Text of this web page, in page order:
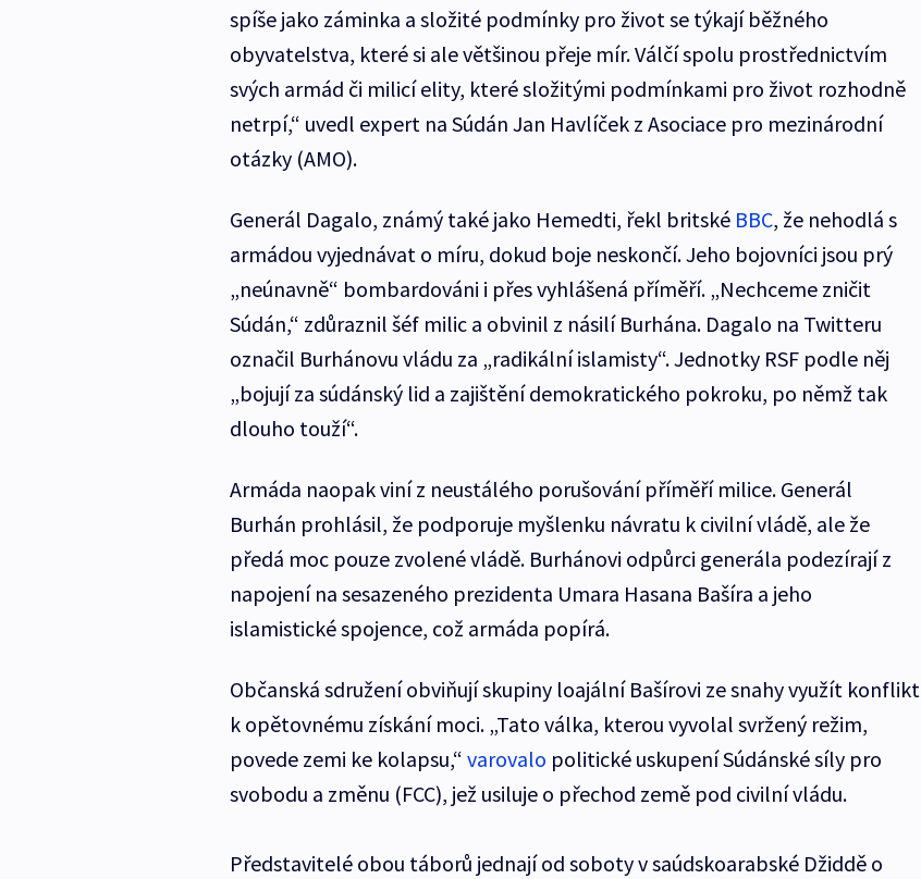
spíše jako záminka a složité podmínky pro život se týkají běžného
obyvatelstva, které si ale většinou přeje mír. Válčí spolu prostřednictvím
svých armád či milicí elity, které složitými podmínkami pro život rozhodně
netrpí,“ uvedl expert na Súdán Jan Havlíček z Asociace pro mezinárodní
otázky (AMO).
Generál Dagalo, známý také jako Hemedti, řekl britské BBC, že nehodlá s
armádou vyjednávat o míru, dokud boje neskončí. Jeho bojovníci jsou prý
„neúnavně“ bombardováni i přes vyhlášená příměří. „Nechceme zničit
Súdán,“ zdůraznil šéf milic a obvinil z násilí Burhána. Dagalo na Twitteru
označil Burhánovu vládu za „radikální islamisty“. Jednotky RSF podle něj
„bojují za súdánský lid a zajištění demokratického pokroku, po němž tak
dlouho touží“.
Armáda naopak viní z neustálého porušování příměří milice. Generál
Burhán prohlásil, že podporuje myšlenku návratu k civilní vládě, ale že
předá moc pouze zvolené vládě. Burhánovi odpůrci generála podezírají z
napojení na sesazeného prezidenta Umara Hasana Bašíra a jeho
islamistické spojence, což armáda popírá.
Občanská sdružení obviňují skupiny loajální Bašírovi ze snahy využít konflikt
k opětovnému získání moci. „Tato válka, kterou vyvolal svržený režim,
povede zemi ke kolapsu,“ varovalo politické uskupení Súdánské síly pro
svobodu a změnu (FCC), jež usiluje o přechod země pod civilní vládu.
Představitelé obou táborů jednají od soboty v saúdskoarabské Džiddě o